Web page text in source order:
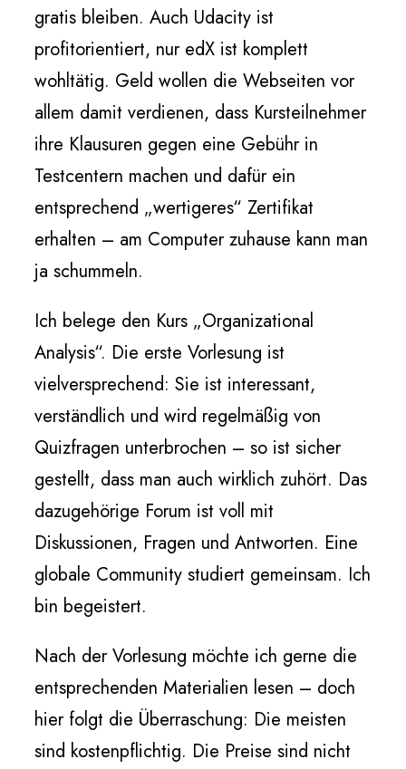
gratis bleiben. Auch Udacity ist
profitorientiert, nur edX ist komplett
wohltätig. Geld wollen die Webseiten vor
allem damit verdienen, dass Kursteilnehmer
ihre Klausuren gegen eine Gebühr in
Testcentern machen und dafür ein
entsprechend „wertigeres“ Zertifikat
erhalten – am Computer zuhause kann man
ja schummeln.
Ich belege den Kurs „Organizational
Analysis“. Die erste Vorlesung ist
vielversprechend: Sie ist interessant,
verständlich und wird regelmäßig von
Quizfragen unterbrochen – so ist sicher
gestellt, dass man auch wirklich zuhört. Das
dazugehörige Forum ist voll mit
Diskussionen, Fragen und Antworten. Eine
globale Community studiert gemeinsam. Ich
bin begeistert.
Nach der Vorlesung möchte ich gerne die
entsprechenden Materialien lesen – doch
hier folgt die Überraschung: Die meisten
sind kostenpflichtig. Die Preise sind nicht